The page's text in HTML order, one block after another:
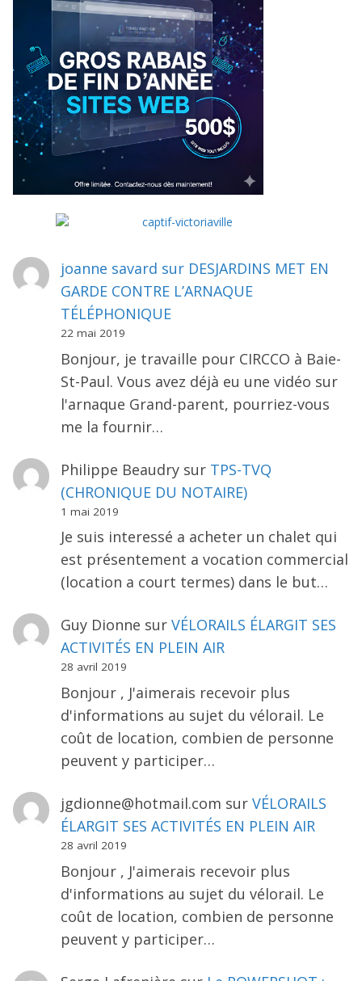
joanne savard sur DESJARDINS MET EN
GARDE CONTRE L’ARNAQUE
TÉLÉPHONIQUE
22 mai 2019
Bonjour, je travaille pour CIRCCO à Baie-
St-Paul. Vous avez déjà eu une vidéo sur
l'arnaque Grand-parent, pourriez-vous
me la fournir…
Philippe Beaudrysur TPS-TVQ
(CHRONIQUE DU NOTAIRE)
1 mai 2019
Je suis interessé a acheter un chalet qui
est présentement a vocation commercial
(location a court termes) dans le but…
Guy Dionne sur VÉLORAILS ÉLARGIT SES
ACTIVITÉS EN PLEIN AIR
28 avril 2019
Bonjour , J'aimerais recevoir plus
d'informations au sujet du vélorail. Le
coût de location, combien de personne
peuvent y participer…
jgdionne@hotmail.com sur VÉLORAILS
ÉLARGIT SES ACTIVITÉS EN PLEIN AIR
28 avril 2019
Bonjour , J'aimerais recevoir plus
d'informations au sujet du vélorail. Le
coût de location, combien de personne
peuvent y participer…